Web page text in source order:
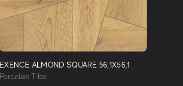
EXENCE ALMOND SQUARE 56,1X56,1
Porcelain Tiles